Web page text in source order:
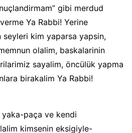
gibi merdud
Ya Rabbi! Yerine
kim yaparsa yapsin,
olalim, baskalarinin
sayalim, öncülük yapma
birakalim Ya Rabbi!
paça ve kendi
kimsenin eksigiyle-